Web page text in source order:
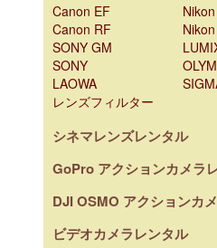
Canon EF
Canon RF
SONY GM
SONY
LAOWA
レンズフィルター
シネマレンズレンタル
GoPro アクションカメラ
DJI OSMO アクションカ
ビデオカメラレンタル